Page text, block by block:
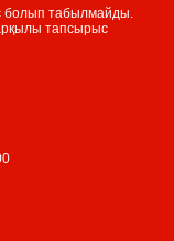
болып табылмайды.
тапсырыс